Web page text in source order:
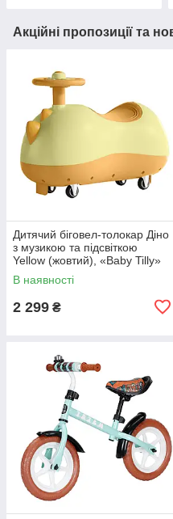
Акційні пропозиції та
Дитячий біговел-толокар Діно
з музикою та підсвіткою
Yellow (жовтий), «Baby Tilly»
(BB-0008)
В наявності
2 299 ₴